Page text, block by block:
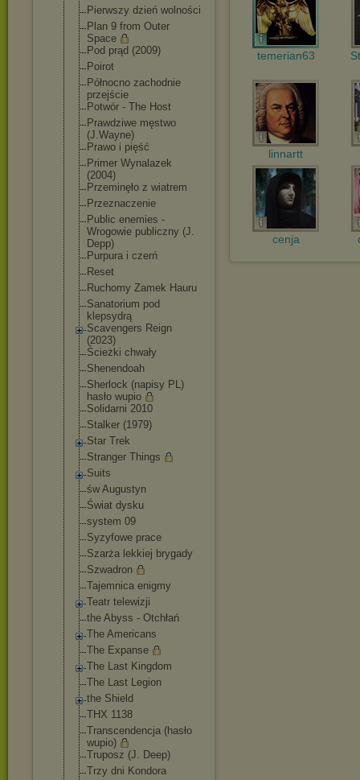
Pierwszy dzień wolności
Plan 9 from Outer
Space
Pod prąd (2009)
Poirot
Północno zachodnie
przejście
Potwór - The Host
Prawdziwe męstwo
(J.Wayne)
Prawo i pięść
Primer Wynalazek
(2004)
Przeminęło z wiatrem
Przeznaczenie
Public enemies -
Wrogowie publiczny (J.
Depp)
Purpura i czerń
Reset
Ruchomy Zamek Hauru
Sanatorium pod
klepsydrą
Scavengers Reign
(2023)
Ścieżki chwały
Shenendoah
Sherlock (napisy PL)
hasło wupio
Solidarni 2010
Stalker (1979)
Star Trek
Stranger Things
Suits
św Augustyn
Świat dysku
system 09
Syzyfowe prace
Szarża lekkiej brygady
Szwadron
Tajemnica enigmy
Teatr telewizji
the Abyss - Otchłań
The Americans
The Expanse
The Last Kingdom
The Last Legion
the Shield
THX 1138
Transcendencja (hasło
wupio)
Truposz (J. Deep)
Trzy dni Kondora
temerian63
linnartt
cenja